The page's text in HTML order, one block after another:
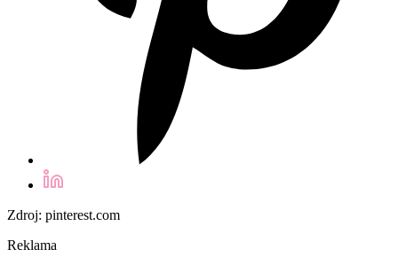
Zdroj: pinterest.com
Reklama